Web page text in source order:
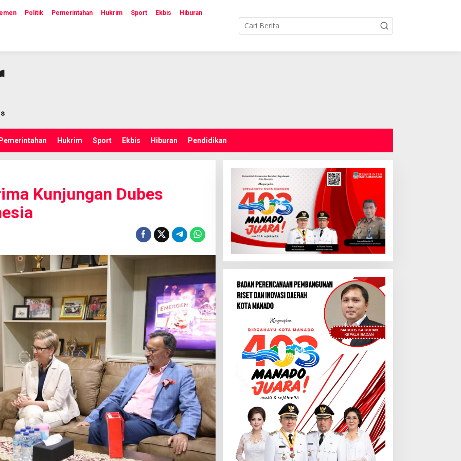
Politik Pemerintahan Hukrim Sport Ekbis Hiburan
Pemerintahan Hukrim Sport Ekbis Hiburan Pendidikan
Kunjungan Dubes